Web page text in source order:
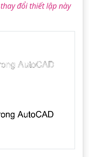
đổi thiết lập này